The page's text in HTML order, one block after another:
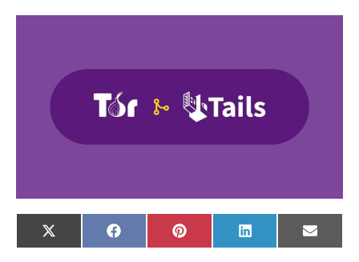
X
(Twitter)
FacebookPinterest LinkedIn
Email